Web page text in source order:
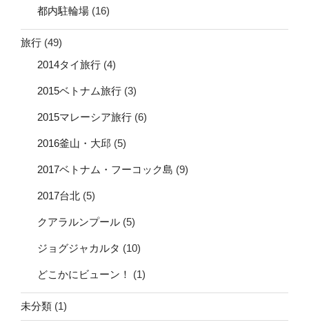
都内駐輪場 (16)
旅行 (49)
2014タイ旅行 (4)
2015ベトナム旅行 (3)
2015マレーシア旅行 (6)
2016釜山・大邱 (5)
2017ベトナム・フーコック島 (9)
2017台北 (5)
クアラルンプール (5)
ジョグジャカルタ (10)
どこかにビューン！ (1)
未分類 (1)